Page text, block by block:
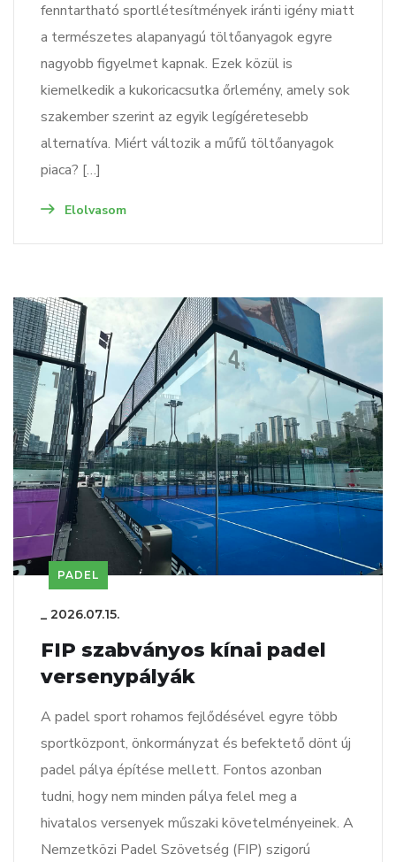
fenntartható sportlétesítmények iránti igény miatt
a természetes alapanyagú töltőanyagok egyre
nagyobb figyelmet kapnak. Ezek közül is
kiemelkedik a kukoricacsutka őrlemény, amely sok
szakember szerint az egyik legígéretesebb
alternatíva. Miért változik a műfű töltőanyagok
piaca? […]
Elolvasom
PADEL
_ 2026.07.15.
FIP szabványos kínai padel
versenypályák
A padel sport rohamos fejlődésével egyre több
sportközpont, önkormányzat és befektető dönt új
padel pálya építése mellett. Fontos azonban
tudni, hogy nem minden pálya felel meg a
hivatalos versenyek műszaki követelményeinek. A
Nemzetközi Padel Szövetség (FIP) szigorú